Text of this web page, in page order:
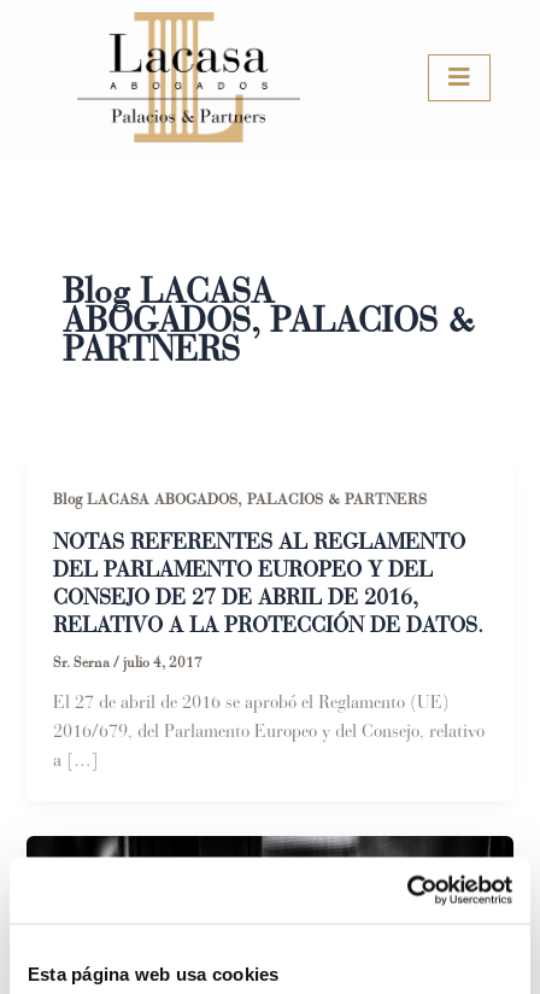
Esta página web usa cookies
Blog LACASA
ABOGADOS, PALACIOS &
PARTNERS
Blog LACASA ABOGADOS, PALACIOS & PARTNERS
NOTAS REFERENTES AL REGLAMENTO
DEL PARLAMENTO EUROPEO Y DEL
CONSEJO DE 27 DE ABRIL DE 2016,
RELATIVO A LA PROTECCIÓN DE DATOS.
Sr. Serna/julio 4, 2017
El 27 de abril de 2016 se aprobó el Reglamento (UE)
2016/679, del Parlamento Europeo y del Consejo, relativo
a […]